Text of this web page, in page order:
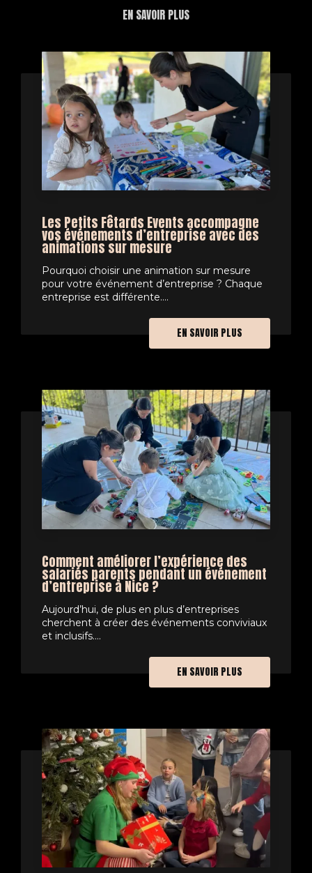
EN SAVOIR PLUS
Les Petits Fêtards Events accompagne
vos événements d’entreprise avec des
animations sur mesure
Pourquoi choisir une animation sur mesure
pour votre événement d’entreprise ? Chaque
entreprise est différente....
EN SAVOIR PLUS
Comment améliorer l’expérience des
salariés parents pendant un événement
d’entreprise à Nice ?
Aujourd’hui, de plus en plus d’entreprises
cherchent à créer des événements conviviaux
et inclusifs....
EN SAVOIR PLUS